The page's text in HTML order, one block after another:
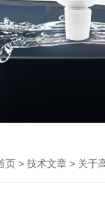
页 > 技术文章 > 关于